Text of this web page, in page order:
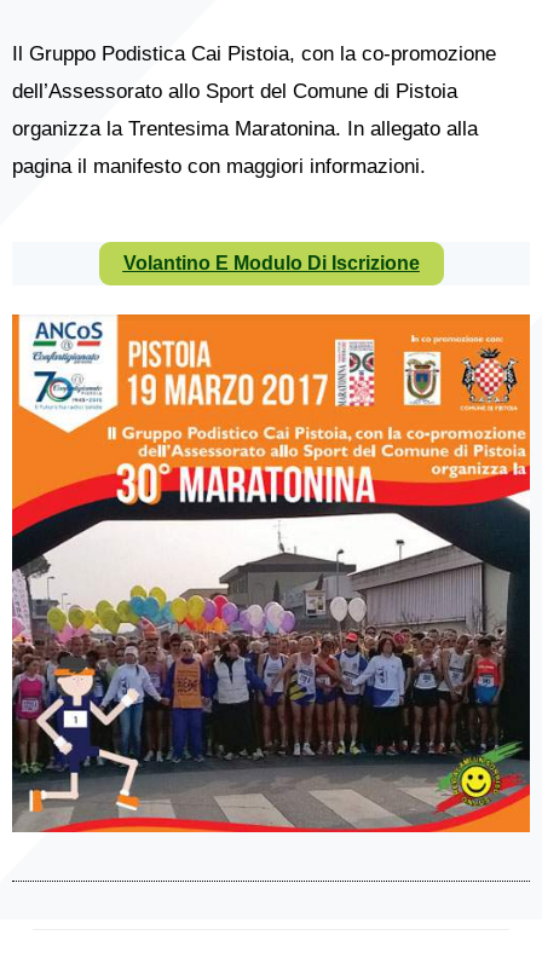
Il Gruppo Podistica Cai Pistoia, con la co-promozione
dell’Assessorato allo Sport del Comune di Pistoia
organizza la Trentesima Maratonina. In allegato alla
pagina il manifesto con maggiori informazioni.
Volantino E Modulo Di Iscrizione